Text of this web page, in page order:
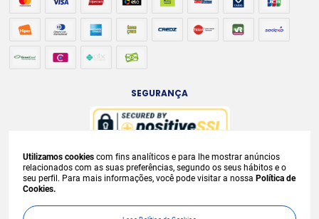
SEGURANÇA
A venda e o consumo de bebidas alcoólicas são proibidos para menores de
18 anos. Bebida Alcoólica pode causar dependência química e, em excesso,
provoca
condições exclusivas para internet e válidos durante o dia de hoje, podendo
Utilizamos cookies com fins analíticos e para lhe mostrar anúncios
relacionados com as suas preferências, segundo os seus hábitos e o
seu perfil. Para mais informações, você pode visitar a nossa Política de
Cookies.